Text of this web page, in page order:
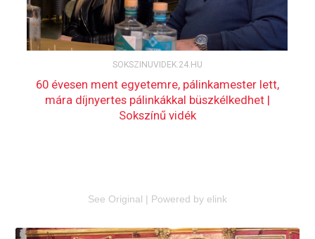
See Original | Powered by elink